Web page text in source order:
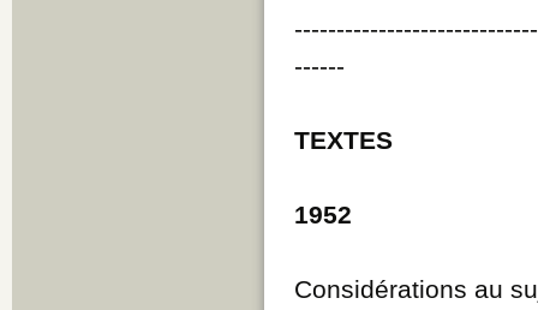
------
TEXTES
1952
Considérations au